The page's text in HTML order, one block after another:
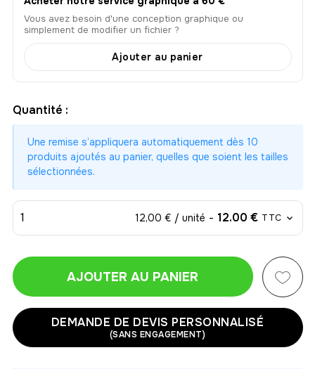
Vous avez besoin d'une conception graphique ou
simplement de modifier un fichier ?
Ajouter au panier
Quantité :
Une remise s’appliquera automatiquement dès 10
produits ajoutés au panier, quelles que soient les tailles
sélectionnées.
1 12,00 € / unité - 12.00 € TTC
1
12,00 € / unité - 12.00 € TTC
2
AJOUTER AU PANIER
DEMANDE DE DEVIS PERSONNALISÉ
(SANS ENGAGEMENT)